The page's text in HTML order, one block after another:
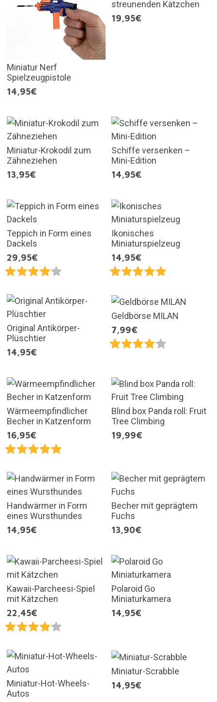
Miniatur Nerf
Spielzeugpistole
14,95€
streunenden Kätzchen
19,95€
Miniatur-Krokodil zum
Zähneziehen
13,95€
Schiffe versenken –
Mini-Edition
14,95€
Teppich in Form eines
Dackels
29,95€
Ikonisches
Miniaturspielzeug
14,95€
Original Antikörper-
Plüschtier
14,95€
Geldbörse MILAN
7,99€
Wärmeempfindlicher
Becher in Katzenform
16,95€
Blind box Panda roll: Fruit
Tree Climbing
19,99€
Handwärmer in Form
eines Wursthundes
14,95€
Becher mit geprägtem
Fuchs
13,90€
Kawaii-Parcheesi-Spiel
mit Kätzchen
22,45€
Polaroid Go
Miniaturkamera
14,95€
Miniatur-Hot-Wheels-
Autos
Miniatur-Scrabble
14,95€